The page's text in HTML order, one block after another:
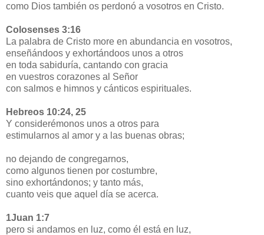
como Dios también os perdonó a vosotros en Cristo.
Colosenses 3:16
La palabra de Cristo more en abundancia en vosotros,
enseñándoos y exhortándoos unos a otros
en toda sabiduría, cantando con gracia
en vuestros corazones al Señor
con salmos e himnos y cánticos espirituales.
Hebreos 10:24, 25
Y considerémonos unos a otros para
estimularnos al amor y a las buenas obras;
no dejando de congregarnos,
como algunos tienen por costumbre,
sino exhortándonos; y tanto más,
cuanto veis que aquel día se acerca.
1Juan 1:7
pero si andamos en luz, como él está en luz,